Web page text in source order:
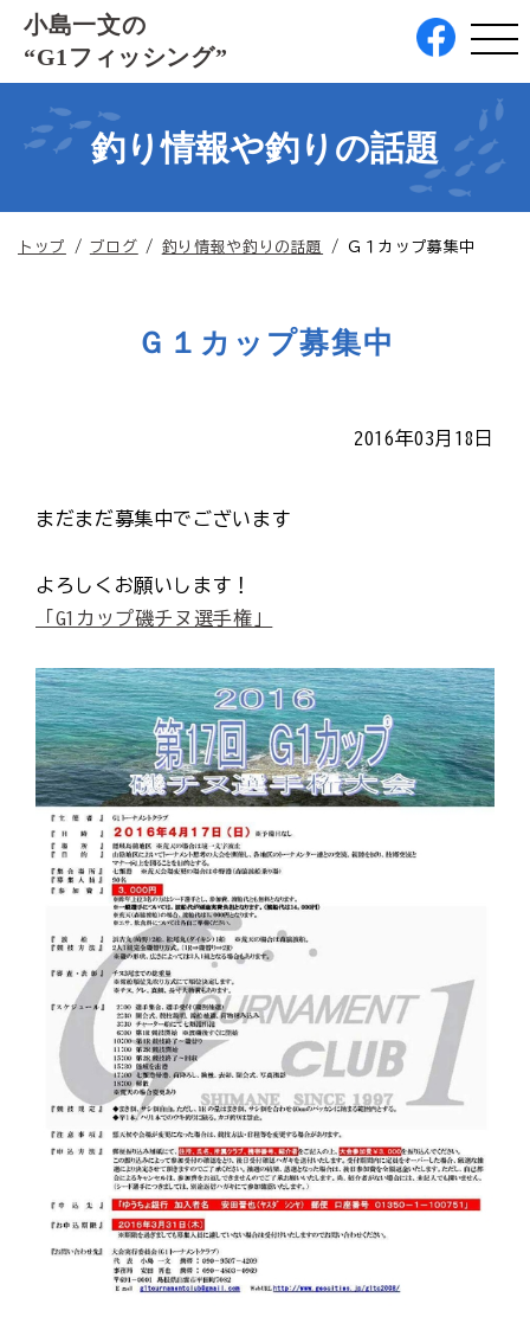
このページの本文へ
小島一文の
“G1フィッシング”
釣り情報や釣りの話題
現
トップ / ブログ / 釣り情報や釣りの話題 / Ｇ１カップ募集中
Ｇ１カップ募集中
2016年03月18日
まだまだ募集中でございます
よろしくお願いします！
「G1カップ磯チヌ選手権」